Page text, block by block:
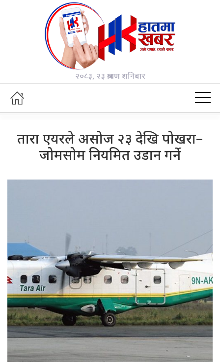
२०८३, २३ श्रावण शनिबार
तारा एयरले असोज २३ देखि पोखरा–
जोमसोम नियमित उडान गर्ने